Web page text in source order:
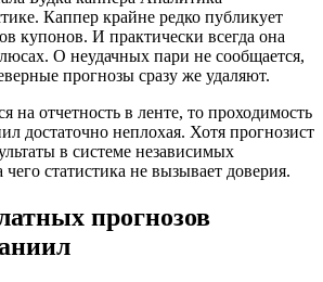
Каппер крайне редко публикует
купонов. И практически всегда она
О неудачных пари не сообщается,
прогнозы сразу же удаляют.
на отчетность в ленте, то проходимость
достаточно неплохая. Хотя прогнозист
в системе независимых
чего статистика не вызывает доверия.
прогнозов